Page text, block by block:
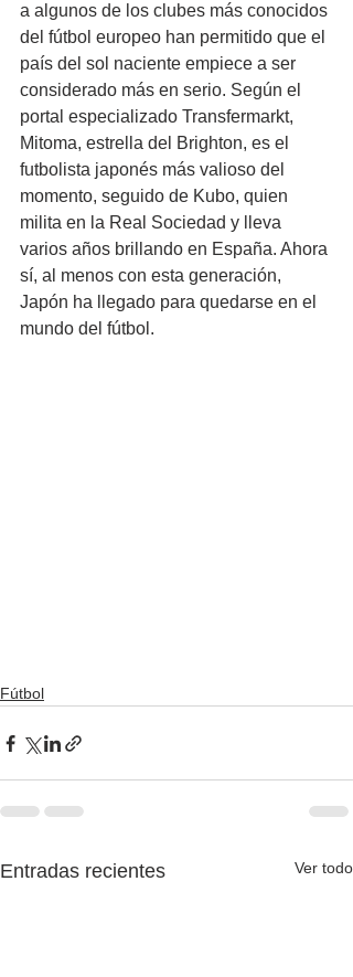
a algunos de los clubes más conocidos
del fútbol europeo han permitido que el
país del sol naciente empiece a ser
considerado más en serio. Según el
portal especializado Transfermarkt,
Mitoma, estrella del Brighton, es el
futbolista japonés más valioso del
momento, seguido de Kubo, quien
milita en la Real Sociedad y lleva
varios años brillando en España. Ahora
sí, al menos con esta generación,
Japón ha llegado para quedarse en el
mundo del fútbol.
Fútbol
Entradas recientes Ver todo